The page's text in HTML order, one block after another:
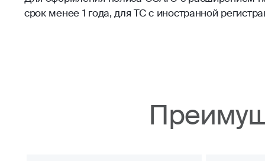
срок менее 1 года, для ТС с иностранной